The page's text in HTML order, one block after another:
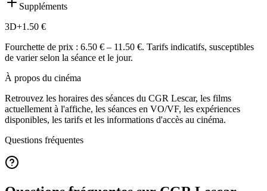
Suppléments
3D+1.50 €
Fourchette de prix : 6.50 € – 11.50 €. Tarifs indicatifs, susceptibles
de varier selon la séance et le jour.
À propos du cinéma
Retrouvez les horaires des séances du CGR Lescar, les films
actuellement à l'affiche, les séances en VO/VF, les expériences
disponibles, les tarifs et les informations d'accès au cinéma.
Questions fréquentes